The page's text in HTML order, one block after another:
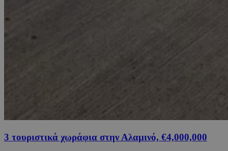
3 τουριστικά χωράφια στην Αλαμινό, €4,000,000